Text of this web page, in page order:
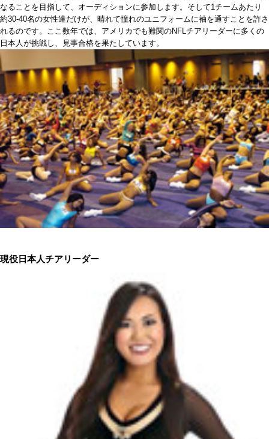
なることを目指して、オーディションに参加します。そして1チームあたり
約30-40名の女性達だけが、晴れて憧れのユニフォームに袖を通すことを許さ
れるのです。ここ数年では、アメリカでも難関のNFLチアリーダーに多くの
日本人が挑戦し、見事合格を果たしています。
現役日本人チアリーダー